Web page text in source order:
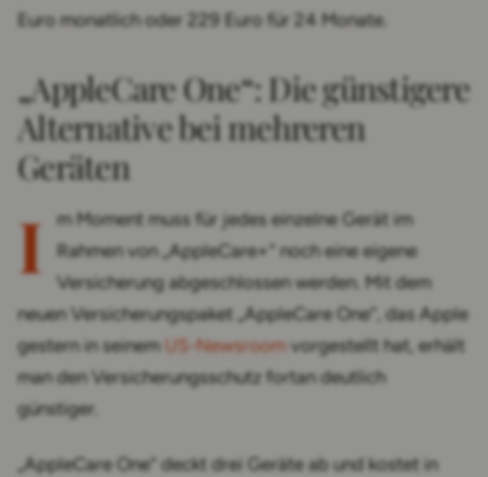
Euro monatlich oder 229 Euro für 24 Monate.
„AppleCare One“: Die günstigere
Alternative bei mehreren
Geräten
I
m Moment muss für jedes einzelne Gerät im
Rahmen von „AppleCare+“ noch eine eigene
Versicherung abgeschlossen werden. Mit dem
neuen Versicherungspaket „AppleCare One“, das Apple
gestern in seinem US-Newsroomvorgestellt hat, erhält
man den Versicherungsschutz fortan deutlich
günstiger.
„AppleCare One“ deckt drei Geräte ab und kostet in